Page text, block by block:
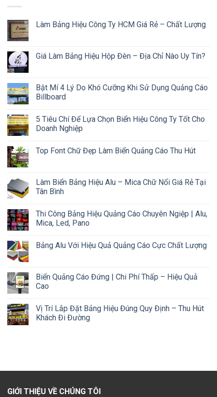
Làm Bảng Hiệu Công Ty HCM Giá Rẻ – Chất Lượng
Giá Làm Bảng Hiệu Hộp Đèn – Địa Chỉ Nào Uy Tín?
Bật Mí 4 Lý Do Khó Cưỡng Khi Sử Dụng Quảng Cáo
Billboard
5 Tiêu Chí Để Lựa Chọn Biển Hiệu Công Ty Tốt Cho
Doanh Nghiệp
Top Font Chữ Đẹp Làm Biển Quảng Cáo Thu Hút
Làm Biển Bảng Hiệu Alu – Mica Chữ Nổi Giá Rẻ Tại
Tân Bình
Thi Công Bảng Hiệu Quảng Cáo Chuyên Ngiệp | Alu,
Mica, Led, Pano
Bảng Alu Với Hiệu Quả Quảng Cáo Cực Chất Lượng
Biển Quảng Cáo Đứng | Chi Phí Thấp – Hiệu Quả
Cao
Vị Trí Lắp Đặt Bảng Hiệu Đúng Quy Định – Thu Hút
Khách Đi Đường
GIỚI THIỆU VỀ CHÚNG TÔI